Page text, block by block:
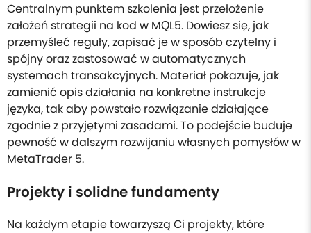
Centralnym punktem szkolenia jest przełożenie
założeń strategii na kod w MQL5. Dowiesz się, jak
przemyśleć reguły, zapisać je w sposób czytelny i
spójny oraz zastosować w automatycznych
systemach transakcyjnych. Materiał pokazuje, jak
zamienić opis działania na konkretne instrukcje
języka, tak aby powstało rozwiązanie działające
zgodnie z przyjętymi zasadami. To podejście buduje
pewność w dalszym rozwijaniu własnych pomysłów w
MetaTrader 5.
Projekty i solidne fundamenty
Na każdym etapie towarzyszą Ci projekty, które